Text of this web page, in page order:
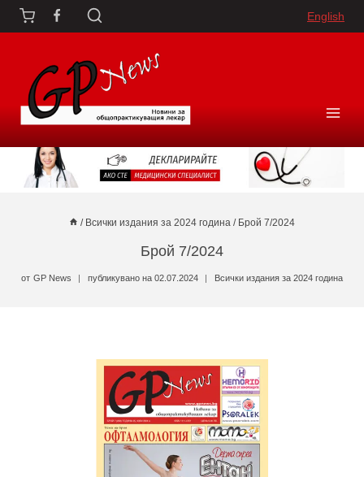
Към
съдържанието
English
/ Всички издания за 2024 година / Брой 7/2024
Брой 7/2024
от GP News публикувано на 02.07.2024 Всички издания за 2024 година